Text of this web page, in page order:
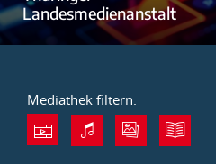
Landesmedienanstalt
Mediathek filtern: